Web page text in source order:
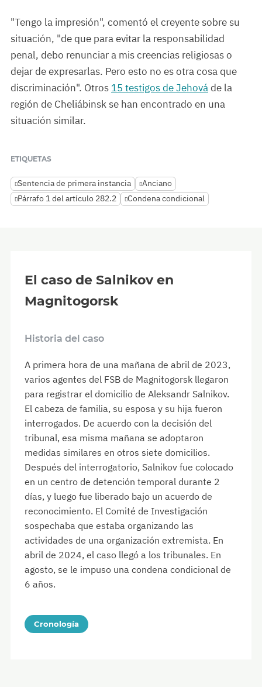
"Tengo la impresión", comentó el creyente sobre su
situación, "de que para evitar la responsabilidad
penal, debo renunciar a mis creencias religiosas o
dejar de expresarlas. Pero esto no es otra cosa que
discriminación". Otros 15 testigos de Jehováde la
región de Cheliábinsk se han encontrado en una
situación similar.
ETIQUETAS
Sentencia de primera instancia
Anciano
Párrafo 1 del artículo 282.2
Condena condicional
El caso de Salnikov en
Magnitogorsk
Historia del caso
A primera hora de una mañana de abril de 2023,
varios agentes del FSB de Magnitogorsk llegaron
para registrar el domicilio de Aleksandr Salnikov.
El cabeza de familia, su esposa y su hija fueron
interrogados. De acuerdo con la decisión del
tribunal, esa misma mañana se adoptaron
medidas similares en otros siete domicilios.
Después del interrogatorio, Salnikov fue colocado
en un centro de detención temporal durante 2
días, y luego fue liberado bajo un acuerdo de
reconocimiento. El Comité de Investigación
sospechaba que estaba organizando las
actividades de una organización extremista. En
abril de 2024, el caso llegó a los tribunales. En
agosto, se le impuso una condena condicional de
6 años.
Cronología